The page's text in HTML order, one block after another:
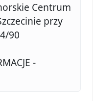
Centrum
przy
90
-